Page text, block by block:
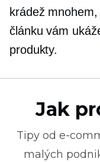
krádež
článku vám
produkty.
Jak
Tipy od e-
malých